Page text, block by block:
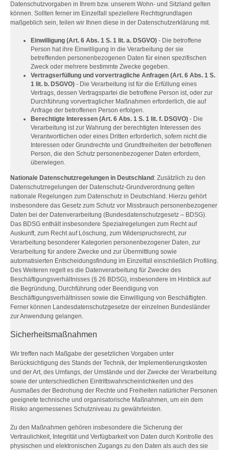
Datenschutzvorgaben in Ihrem bzw. unserem Wohn- und Sitzland gelten
können. Sollten ferner im Einzelfall speziellere Rechtsgrundlagen
maßgeblich sein, teilen wir Ihnen diese in der Datenschutzerklärung mit.
Einwilligung (Art. 6 Abs. 1 S. 1 lit. a. DSGVO) - Die betroffene
Person hat ihre Einwilligung in die Verarbeitung der sie
betreffenden personenbezogenen Daten für einen spezifischen
Zweck oder mehrere bestimmte Zwecke gegeben.
Vertragserfüllung und vorvertragliche Anfragen (Art. 6 Abs. 1 S.
1 lit. b. DSGVO) - Die Verarbeitung ist für die Erfüllung eines
Vertrags, dessen Vertragspartei die betroffene Person ist, oder zur
Durchführung vorvertraglicher Maßnahmen erforderlich, die auf
Anfrage der betroffenen Person erfolgen.
Berechtigte Interessen (Art. 6 Abs. 1 S. 1 lit. f. DSGVO) - Die
Verarbeitung ist zur Wahrung der berechtigten Interessen des
Verantwortlichen oder eines Dritten erforderlich, sofern nicht die
Interessen oder Grundrechte und Grundfreiheiten der betroffenen
Person, die den Schutz personenbezogener Daten erfordern,
überwiegen.
Nationale Datenschutzregelungen in Deutschland : Zusätzlich zu den
Datenschutzregelungen der Datenschutz-Grundverordnung gelten
nationale Regelungen zum Datenschutz in Deutschland. Hierzu gehört
insbesondere das Gesetz zum Schutz vor Missbrauch personenbezogener
Daten bei der Datenverarbeitung (Bundesdatenschutzgesetz – BDSG).
Das BDSG enthält insbesondere Spezialregelungen zum Recht auf
Auskunft, zum Recht auf Löschung, zum Widerspruchsrecht, zur
Verarbeitung besonderer Kategorien personenbezogener Daten, zur
Verarbeitung für andere Zwecke und zur Übermittlung sowie
automatisierten Entscheidungsfindung im Einzelfall einschließlich Profiling.
Des Weiteren regelt es die Datenverarbeitung für Zwecke des
Beschäftigungsverhältnisses (§ 26 BDSG), insbesondere im Hinblick auf
die Begründung, Durchführung oder Beendigung von
Beschäftigungsverhältnissen sowie die Einwilligung von Beschäftigten.
Ferner können Landesdatenschutzgesetze der einzelnen Bundesländer
zur Anwendung gelangen.
Sicherheitsmaßnahmen
Wir treffen nach Maßgabe der gesetzlichen Vorgaben unter
Berücksichtigung des Stands der Technik, der Implementierungskosten
und der Art, des Umfangs, der Umstände und der Zwecke der Verarbeitung
sowie der unterschiedlichen Eintrittswahrscheinlichkeiten und des
Ausmaßes der Bedrohung der Rechte und Freiheiten natürlicher Personen
geeignete technische und organisatorische Maßnahmen, um ein dem
Risiko angemessenes Schutzniveau zu gewährleisten.
Zu den Maßnahmen gehören insbesondere die Sicherung der
Vertraulichkeit, Integrität und Verfügbarkeit von Daten durch Kontrolle des
physischen und elektronischen Zugangs zu den Daten als auch des sie